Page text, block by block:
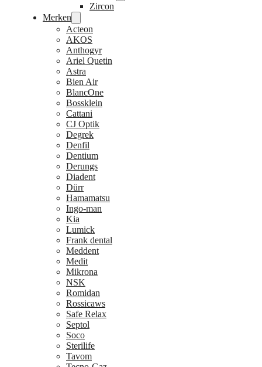
Zircon
Merken
Acteon
AKOS
Anthogyr
Ariel Quetin
Astra
Bien Air
BlancOne
Bossklein
Cattani
CJ Optik
Degrek
Denfil
Dentium
Derungs
Diadent
Dürr
Hamamatsu
Ingo-man
Kia
Lumick
Frank dental
Meddent
Medit
Mikrona
NSK
Romidan
Rossicaws
Safe Relax
Septol
Soco
Sterilife
Tavom